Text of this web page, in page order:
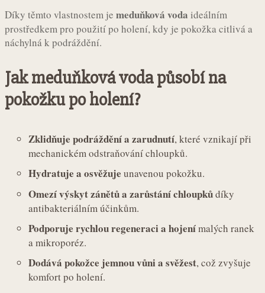
Díky těmto vlastnostem je meduňková voda ideálním
prostředkem pro použití po holení, kdy je pokožka citlivá a
náchylná k podráždění.
Jak meduňková voda působí na
pokožku po holení?
Zklidňuje podráždění a zarudnutí, které vznikají při
mechanickém odstraňování chloupků.
Hydratuje a osvěžuje unavenou pokožku.
Omezí výskyt zánětů a zarůstání chloupkůdíky
antibakteriálním účinkům.
Podporuje rychlou regeneraci a hojenímalých ranek
a mikroporéz.
Dodává pokožce jemnou vůni a svěžest, což zvyšuje
komfort po holení.